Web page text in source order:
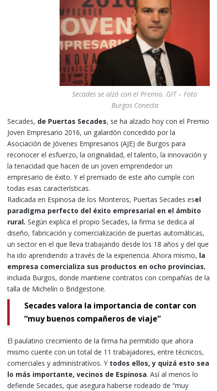
Secades se alzó con el Premio. GIT – Foto
Burgos Conecta
Secades, de Puertas Secades, se ha alzado hoy con el Premio
Joven Empresario 2016, un galardón concedido por la
Asociación de Jóvenes Empresarios (AJE) de Burgos para
reconocer el esfuerzo, la originalidad, el talento, la innovación y
la tenacidad que hacen de un joven emprendedor un
empresario de éxito. Y el premiado de este año cumple con
todas esas características.
Radicada en Espinosa de los Monteros, Puertas Secades esel
paradigma perfecto del éxito empresarial en el ámbito
rural. Según explica el propio Secades, la firma se dedica al
diseño, fabricación y comercialización de puertas automáticas,
un sector en el que lleva trabajando desde los 18 años y del que
ha ido aprendiendo a través de la experiencia. Ahora mismo, la
empresa comercializa sus productos en ocho provincias,
incluida Burgos, donde mantiene contratos con compañías de la
talla de Michelín o Bridgestone.
Secades valora la importancia de contar con
“muy buenos compañeros de viaje”
El paulatino crecimiento de la firma ha permitido que ahora
mismo cuente con un total de 11 trabajadores, entre técnicos,
comerciales y administrativos. Y todos ellos, y quizá esto sea
lo más importante, vecinos de Espinosa. Así al menos lo
defiende Secades, que asegura haberse rodeado de “muy